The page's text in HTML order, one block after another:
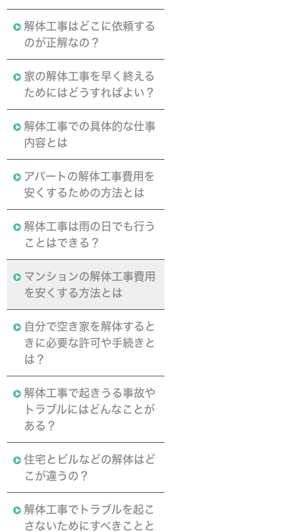
解体工事はどこに依頼する
のが正解なの？
家の解体工事を早く終える
ためにはどうすればよい？
解体工事での具体的な仕事
内容とは
アパートの解体工事費用を
安くするための方法とは
解体工事は雨の日でも行う
ことはできる？
マンションの解体工事費用
を安くする方法とは
自分で空き家を解体すると
きに必要な許可や手続きと
は？
解体工事で起きうる事故や
トラブルにはどんなことが
ある？
住宅とビルなどの解体はど
こが違うの？
解体工事でトラブルを起こ
さないためにすべきことと